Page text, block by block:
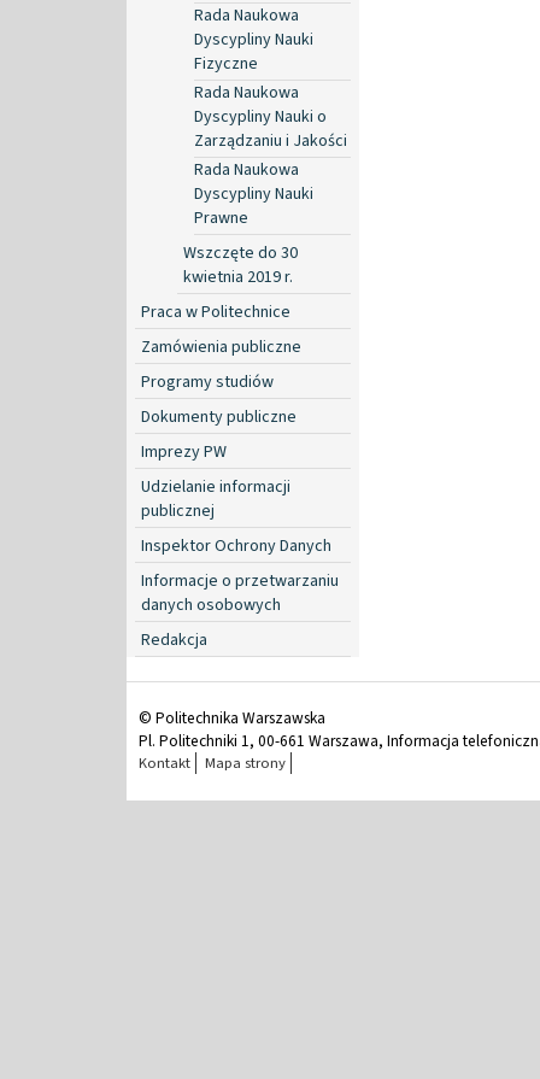
Rada Naukowa
Dyscypliny Nauki
Fizyczne
Rada Naukowa
Dyscypliny Nauki o
Zarządzaniu i Jakości
Rada Naukowa
Dyscypliny Nauki
Prawne
Wszczęte do 30
kwietnia 2019 r.
Praca w Politechnice
Zamówienia publiczne
Programy studiów
Dokumenty publiczne
Imprezy PW
Udzielanie informacji
publicznej
Inspektor Ochrony Danych
Informacje o przetwarzaniu
danych osobowych
Redakcja
© Politechnika Warszawska
Pl. Politechniki 1, 00-661 Warszawa, Informacja
Kontakt Mapa strony